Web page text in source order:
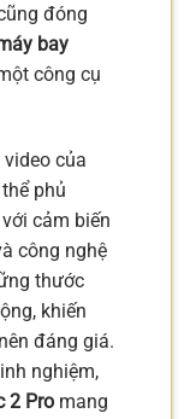
đóng
bay
công cụ
của
phủ
cảm biến
công nghệ
thước
khiến
đáng giá.
nghiệm,
2 Pro mang